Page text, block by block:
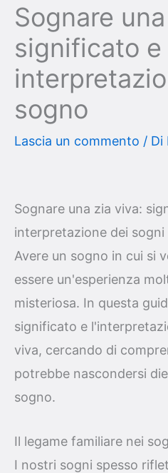
Sognare
significato e
sogno
Lascia un commento / Di
Sognare una zia viva:
interpretazione dei sogni
Avere un sogno in cui si
essere un'esperienza
misteriosa. In questa
significato e
viva, cercando di
potrebbe nascondersi
sogno.
Il legame familiare nei
I nostri sogni spesso